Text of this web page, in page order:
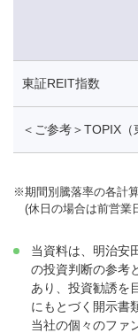
東証REIT指数
＜ご参考＞TOPIX（
※期間別騰落率の各計
(休日の場合は前営業
当資料は、明治安
の投資判断の参考
あり、投資勧誘を
にもとづく開示書
当社の個々のファ